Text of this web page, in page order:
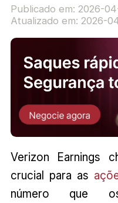
Publicado em: 2026-
Atualizado em: 2026-
Verizon Earnings
crucial para as
número que